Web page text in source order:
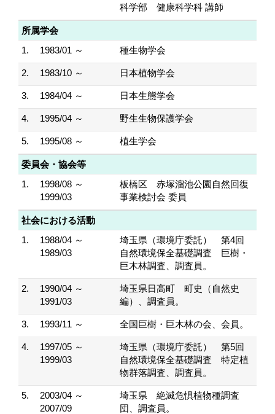
科学部 健康科学科 講師
所属学会
1.
1983/01 ～ 種生物学会
2. 1983/10 ～ 日本植物学会
3. 1984/04 ～ 日本生態学会
4. 1995/04 ～ 野生生物保護学会
5. 1995/08 ～ 植生学会
委員会・協会等
1.
1998/08 ～
1999/03
板橋区 赤塚溜池公園自然回復
事業検討会 委員
社会における活動
1.
1988/04 ～
1989/03
埼玉県（環境庁委託） 第4回
自然環境保全基礎調査 巨樹・
巨木林調査、調査員。
2.
1990/04 ～
1991/03
埼玉県日高町 町史（自然史
編）、調査員。
3. 1993/11 ～ 全国巨樹・巨木林の会、会員。
4.
1997/05 ～
1999/03
埼玉県（環境庁委託） 第5回
自然環境保全基礎調査 特定植
物群落調査、調査員。
5.
2003/04 ～
2007/09
埼玉県 絶滅危惧植物種調査
団、調査員。